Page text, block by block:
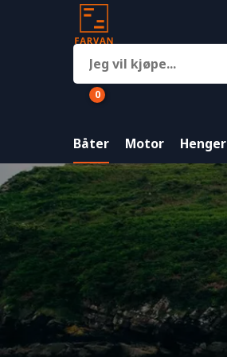
0
Båter Motor Henger